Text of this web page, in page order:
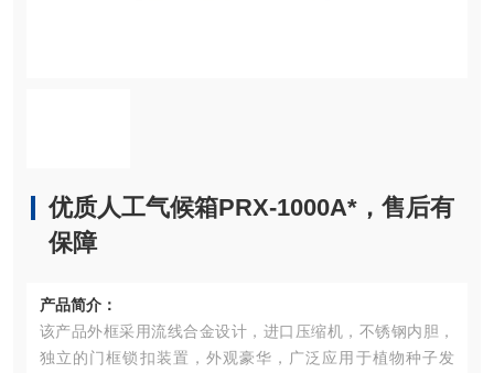
优质人工气候箱PRX-1000A*，售后有
保障
产品简介：
该产品外框采用流线合金设计，进口压缩机，不锈钢内胆，
独立的门框锁扣装置，外观豪华，广泛应用于植物种子发